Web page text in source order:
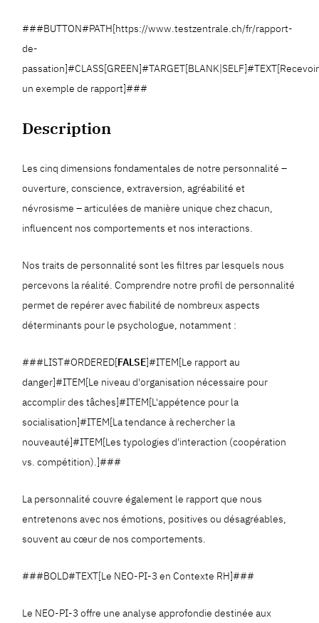
###BUTTON#PATH[https://www.testzentrale.ch/fr/rapport-
de-
passation]#CLASS[GREEN]#TARGET[BLANK|SELF]#TEXT[Recevoir
un exemple de rapport]###
Description
Les cinq dimensions fondamentales de notre personnalité –
ouverture, conscience, extraversion, agréabilité et
névrosisme – articulées de manière unique chez chacun,
influencent nos comportements et nos interactions.
Nos traits de personnalité sont les filtres par lesquels nous
percevons la réalité. Comprendre notre profil de personnalité
permet de repérer avec fiabilité de nombreux aspects
déterminants pour le psychologue, notamment :
###LIST#ORDERED[FALSE]#ITEM[Le rapport au
danger]#ITEM[Le niveau d'organisation nécessaire pour
accomplir des tâches]#ITEM[L'appétence pour la
socialisation]#ITEM[La tendance à rechercher la
nouveauté]#ITEM[Les typologies d'interaction (coopération
vs. compétition).]###
La personnalité couvre également le rapport que nous
entretenons avec nos émotions, positives ou désagréables,
souvent au cœur de nos comportements.
###BOLD#TEXT[Le NEO-PI-3 en Contexte RH]###
Le NEO-PI-3 offre une analyse approfondie destinée aux